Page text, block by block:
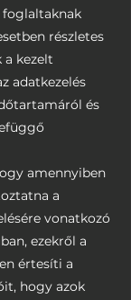
foglaltaknak
részletes
kezelt
adatkezelés
és
amennyiben
a
vonatkozó
ezekről a
értesíti a
hogy azok